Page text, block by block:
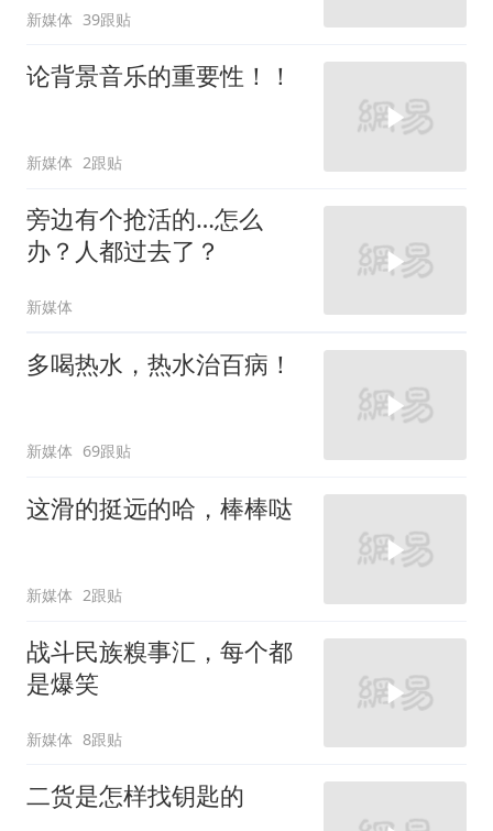
新媒体 39跟贴
论背景音乐的重要性！！
新媒体 2跟贴
旁边有个抢活的…怎么
办？人都过去了？
新媒体
多喝热水，热水治百病！
新媒体 69跟贴
这滑的挺远的哈，棒棒哒
新媒体 2跟贴
战斗民族糗事汇，每个都
是爆笑
新媒体 8跟贴
二货是怎样找钥匙的